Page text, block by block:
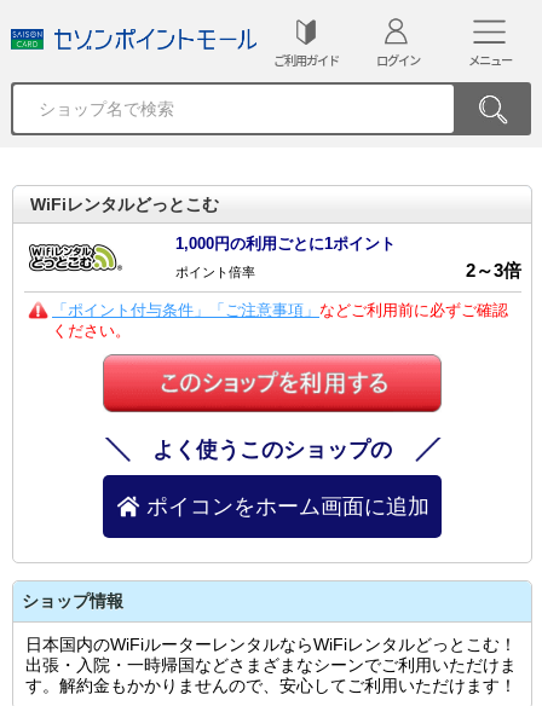
ご利用ガイド ログイン メニュー
WiFiレンタルどっとこむ
1,000円の利用ごとに1ポイント
ポイント倍率 2～3倍
「ポイント付与条件」「ご注意事項」 などご利用前に必ずご確認
ください。
よく使うこのショップの
ポイコンをホーム画面に追加
ショップ情報
日本国内のWiFiルーターレンタルならWiFiレンタルどっとこむ！
出張・入院・一時帰国などさまざまなシーンでご利用いただけま
す。解約金もかかりませんので、安心してご利用いただけます！